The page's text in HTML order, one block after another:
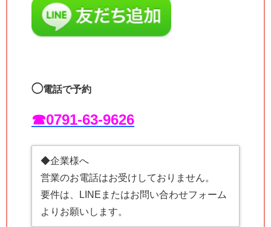
◯電話で予約
☎︎0791-63-9626
◆企業様へ
営業のお電話はお受けしておりません。
要件は、LINEまたはお問い合わせフォーム
よりお願いします。